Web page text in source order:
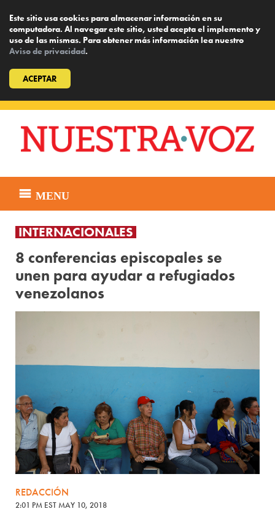
Este sitio usa cookies para almacenar información en su
computadora. Al navegar este sitio, usted acepta el implemento y
uso de las mismas. Para obtener más información lea nuestro
Aviso de privacidad.
ACEPTAR
content
MENU
INTERNACIONALES
8 conferencias episcopales se
unen para ayudar a refugiados
venezolanos
REDACCIÓN
2:01 PM EST MAY 10, 2018